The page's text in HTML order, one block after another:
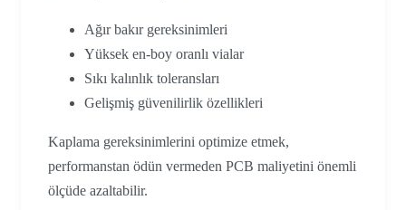
Ağır bakır gereksinimleri
Yüksek en-boy oranlı vialar
Sıkı kalınlık toleransları
Gelişmiş güvenilirlik özellikleri
Kaplama gereksinimlerini optimize etmek,
performanstan ödün vermeden PCB maliyetini önemli
ölçüde azaltabilir.